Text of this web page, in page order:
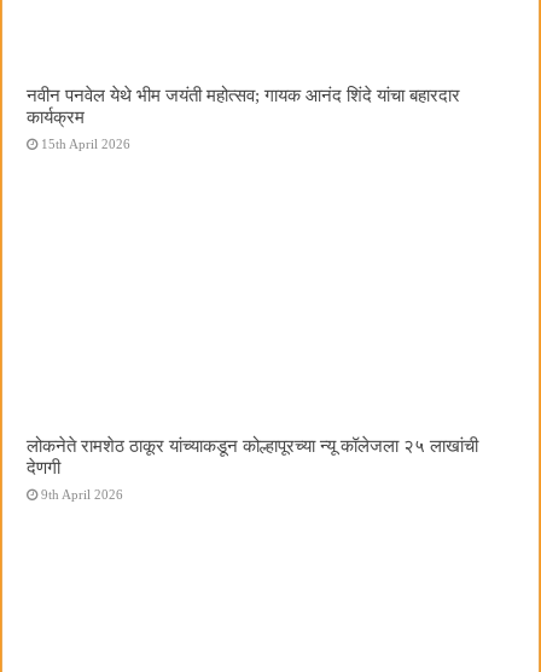
नवीन पनवेल येथे भीम जयंती महोत्सव; गायक आनंद शिंदे यांचा बहारदार
कार्यक्रम
15th April 2026
लोकनेते रामशेठ ठाकूर यांच्याकडून कोल्हापूरच्या न्यू कॉलेजला २५ लाखांची
देणगी
9th April 2026